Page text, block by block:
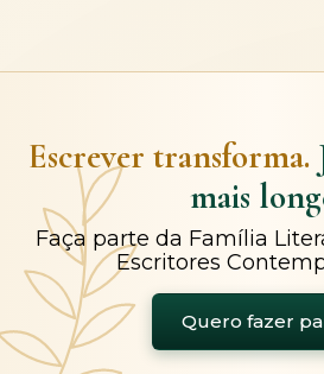
Escrever transforma.
mais
Faça parte da Família
Escritores
Quero fazer